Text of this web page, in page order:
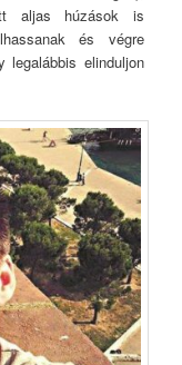
aljas húzások is
és végre
elinduljon